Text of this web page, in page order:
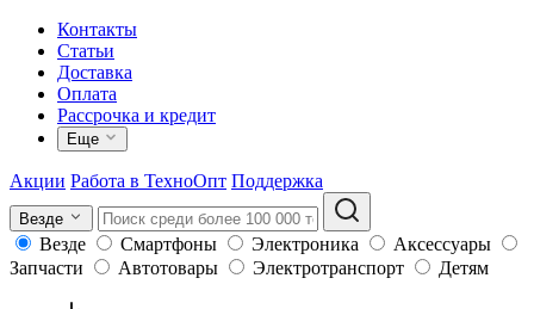
Контакты
Статьи
Доставка
Оплата
Рассрочка и кредит
Еще
Акции Работа в ТехноОпт Поддержка
Везде
Везде Смартфоны Электроника
Аксессуары
Запчасти
Автотовары Электротранспорт Детям